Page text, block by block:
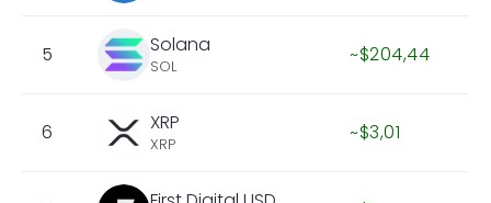
5 Solana
SOL ~$204,44
6 XRP
XRP ~$3,01